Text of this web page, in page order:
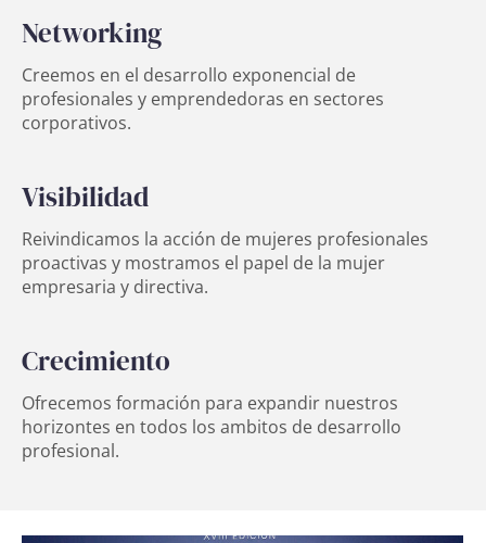
Networking
Creemos en el desarrollo exponencial de
profesionales y emprendedoras en sectores
corporativos.
Visibilidad
Reivindicamos la acción de mujeres profesionales
proactivas y mostramos el papel de la mujer
empresaria y directiva.
Crecimiento
Ofrecemos formación para expandir nuestros
horizontes en todos los ambitos de desarrollo
profesional.